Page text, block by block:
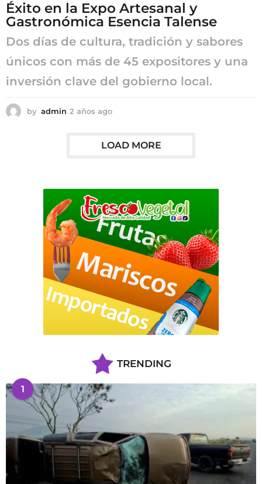
g
o
Éxito en la Expo Artesanal y
Gastronómica Esencia Talense
Dos días de cultura, tradición y sabores
únicos con más de 45 expositores y una
inversión clave del gobierno local.
by admin 2 años ago
o
o
LOAD MORE
TRENDING
1